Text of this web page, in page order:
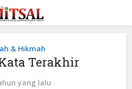
& Hikmah
Terakhir
yang lalu